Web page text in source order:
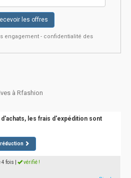
les offres
engagement - confidentialité des
à Rfashion
d'achats, les frais d'expédition sont
4 fois vérifié !